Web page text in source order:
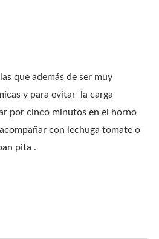
que además de ser muy
y para evitar la carga
por cinco minutos en el horno
con lechuga tomate o
pita .